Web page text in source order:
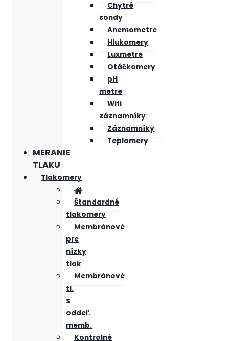
Chytré
sondy
Anemometre
Hlukomery
Luxmetre
Otáčkomery
pH
metre
Wifi
záznamníky
Záznamníky
Teplomery
MERANIE
TLAKU
Tlakomery
Štandardné
tlakomery
Membránové
pre
nízky
tlak
Membránové
tl.
s
oddeľ.
memb.
Kontrolné